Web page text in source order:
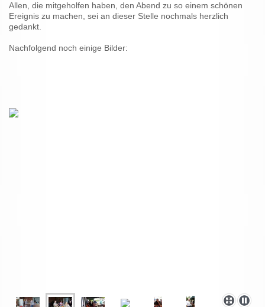
Allen, die mitgeholfen haben, den Abend zu so einem schönen
Ereignis zu machen, sei an dieser Stelle nochmals herzlich
gedankt.
Nachfolgend noch einige Bilder: